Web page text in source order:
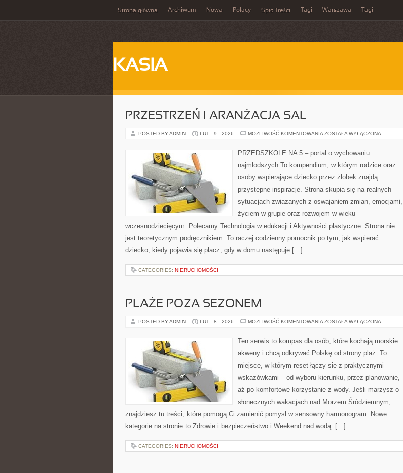
Strona główna Archiwum Nowa Polacy Spis Treści Tagi Warszawa Tagi
KASIA
PRZESTRZEŃ I ARANŻACJA SAL
POSTED BY ADMIN LUT - 9 - 2026 MOŻLIWOŚĆ KOMENTOWANIA PRZESTRZEŃ
SAL
ZOSTAŁA WYŁĄCZONA
PRZEDSZKOLE NA 5 – portal o wychowaniu
najmłodszych To kompendium, w którym rodzice oraz
osoby wspierające dziecko przez żłobek znajdą
przystępne inspiracje. Strona skupia się na realnych
sytuacjach związanych z oswajaniem zmian, emocjami,
życiem w grupie oraz rozwojem w wieku
wczesnodziecięcym. Polecamy Technologia w edukacji i Aktywności plastyczne. Strona nie
jest teoretycznym podręcznikiem. To raczej codzienny pomocnik po tym, jak wspierać
dziecko, kiedy pojawia się płacz, gdy w domu następuje […]
CATEGORIES: NIERUCHOMOŚCI
PLAŻE POZA SEZONEM
POSTED BY ADMIN LUT - 8 - 2026 MOŻLIWOŚĆ KOMENTOWANIA PLAŻE
ZOSTAŁA WYŁĄCZONA
Ten serwis to kompas dla osób, które kochają morskie
akweny i chcą odkrywać Polskę od strony plaż. To
miejsce, w którym reset łączy się z praktycznymi
wskazówkami – od wyboru kierunku, przez planowanie,
aż po komfortowe korzystanie z wody. Jeśli marzysz o
słonecznych wakacjach nad Morzem Śródziemnym,
znajdziesz tu treści, które pomogą Ci zamienić pomysł w sensowny harmonogram. Nowe
kategorie na stronie to Zdrowie i bezpieczeństwo i Weekend nad wodą. […]
CATEGORIES: NIERUCHOMOŚCI